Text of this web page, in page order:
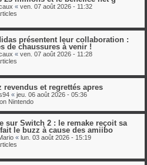
« ven. 07 août 2026 - 11:32
présentent leur collaboration :
de chaussures à venir !
« ven. 07 août 2026 - 11:28
revendus et regrettés apres
« jeu. 06 août 2026 - 05:36
Nintendo
sur Switch 2 : le remake reçoit sa
le buzz à cause des amiibo
« lun. 03 août 2026 - 15:19